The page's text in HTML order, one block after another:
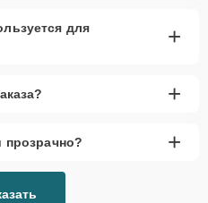
для
+
+
прозрачно? +